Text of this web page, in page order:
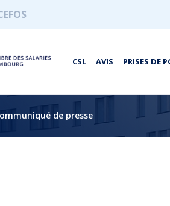
CSL AVIS PRISES DE
de presse